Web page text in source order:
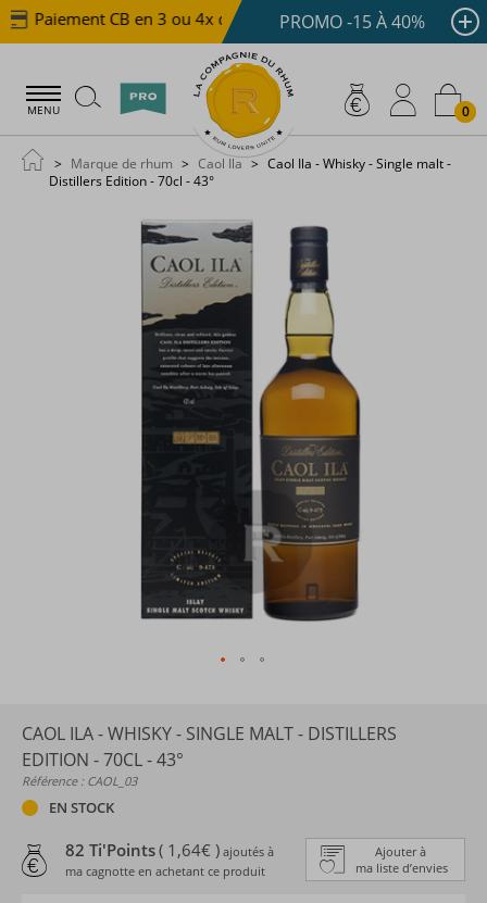
Paiement CB en 3 ou 4x dès 100 € Livraison offerte
PROMO -15 À 40%
MENU 0
Marque de rhum Caol Ila
Caol Ila - Whisky - Single malt -
Distillers Edition - 70cl - 43°
CAOL ILA - WHISKY - SINGLE MALT - DISTILLERS
EDITION - 70CL - 43°
Référence : CAOL_03
EN STOCK
Ajouter à
ma liste d’envies
82 Ti'Points( 1,64€ ) ajoutés à
ma cagnotte en achetant ce produit